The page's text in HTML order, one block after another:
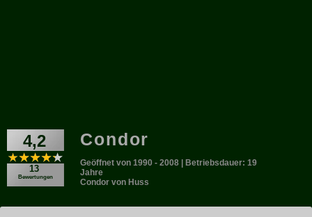
4,2
13
Bewertungen
Condor
Geöffnet von 1990 - 2008 | Betriebsdauer: 19
Jahre
Condor von Huss